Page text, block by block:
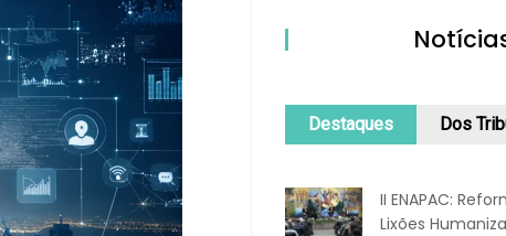
Destaques Dos
II ENAPAC:
Lixões